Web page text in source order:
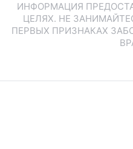
ИНФОРМАЦИЯ
ЦЕЛЯХ. НЕ
ПЕРВЫХ ПРИЗНАКАХ